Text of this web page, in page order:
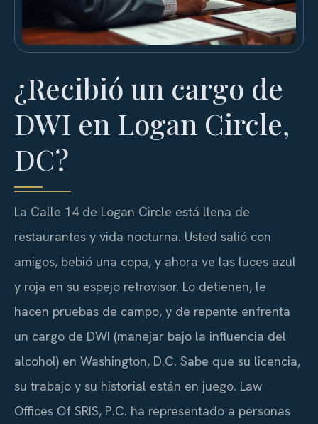
¿Recibió un cargo de
DWI en Logan Circle,
DC?
La Calle 14 de Logan Circle está llena de
restaurantes y vida nocturna. Usted salió con
amigos, bebió una copa, y ahora ve las luces azul
y roja en su espejo retrovisor. Lo detienen, le
hacen pruebas de campo, y de repente enfrenta
un cargo de DWI (manejar bajo la influencia del
alcohol) en Washington, D.C. Sabe que su licencia,
su trabajo y su historial están en juego. Law
Offices Of SRIS, P.C. ha representado a personas